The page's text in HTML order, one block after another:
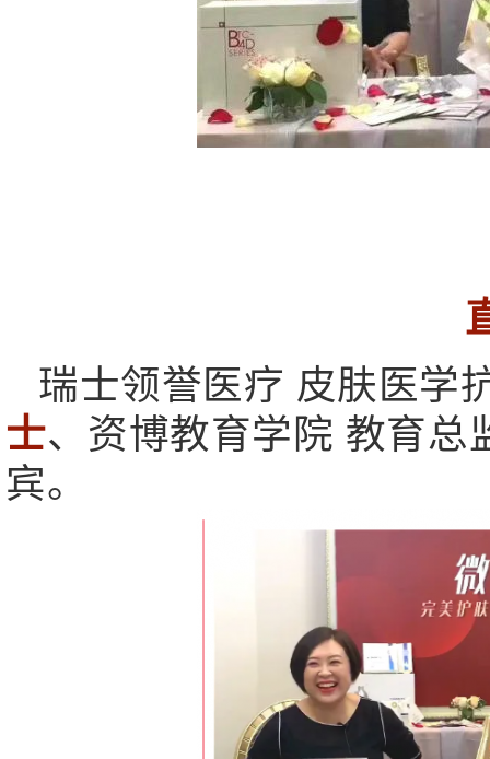
瑞士领誉医疗 皮肤医学
士、资博教育学院 教育总
宾。